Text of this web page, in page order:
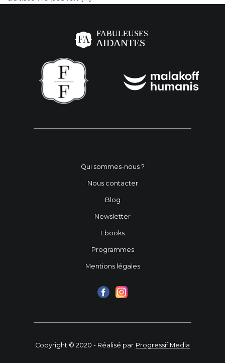
Qui sommes-nous ?
Nous contacter
Blog
Newsletter
Ebooks
Programmes
Mentions légales
Copyright © 2020 - Réalisé par Progressif Media